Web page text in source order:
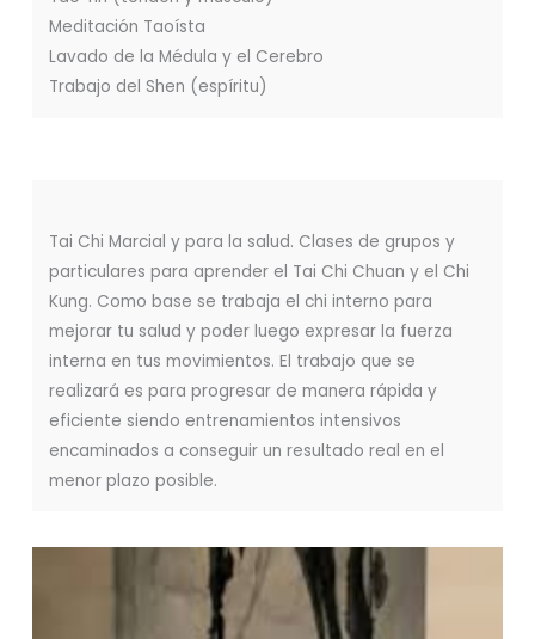
Meditación Taoísta
Lavado de la Médula y el Cerebro
Trabajo del Shen (espíritu)
Tai Chi Marcial y para la salud. Clases de grupos y
particulares para aprender el Tai Chi Chuan y el Chi
Kung. Como base se trabaja el chi interno para
mejorar tu salud y poder luego expresar la fuerza
interna en tus movimientos. El trabajo que se
realizará es para progresar de manera rápida y
eficiente siendo entrenamientos intensivos
encaminados a conseguir un resultado real en el
menor plazo posible.